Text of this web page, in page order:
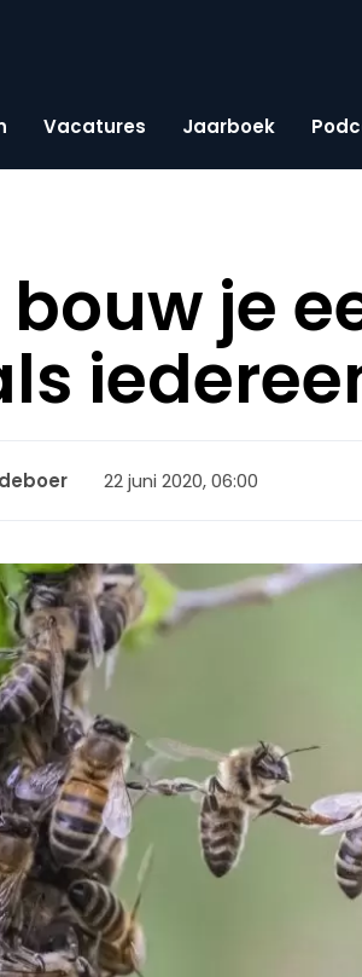
Vacatures Jaarboek
bouw je
22 juni 2020, 06:00